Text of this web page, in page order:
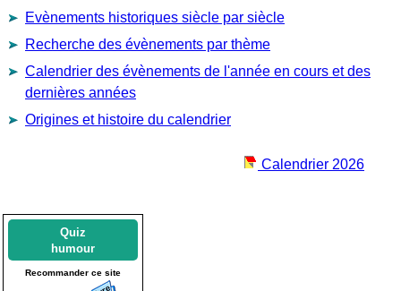
Evènements historiques siècle par siècle
Recherche des évènements par thème
Calendrier des évènements de l'année en cours et des
dernières années
Origines et histoire du calendrier
Calendrier 2026
Quiz
humour
Recommander ce site